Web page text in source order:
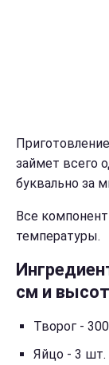
займет всего
буквально за
Все
температуры.
см и
Творог -
Яйцо - 3 шт.